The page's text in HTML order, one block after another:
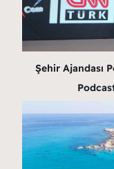
Şehir Ajandası